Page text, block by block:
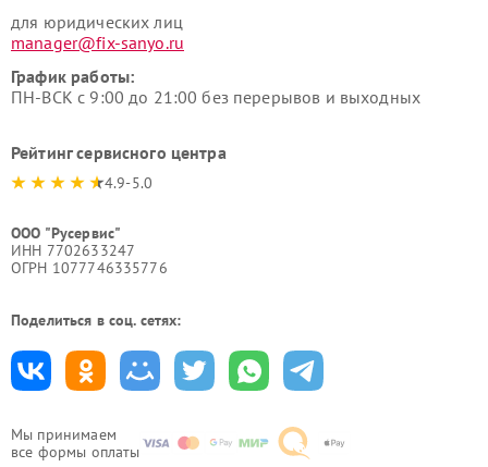
Мы принимаем
все формы оплаты
для юридических лиц
manager@fix-sanyo.ru
График работы:
ПН-ВСК с 9:00 до 21:00 без перерывов и выходных
Рейтинг сервисного центра
4.9-5.0
ООО "Русервис"
ИНН 7702633247
ОГРН 1077746335776
Поделиться в соц. сетях: